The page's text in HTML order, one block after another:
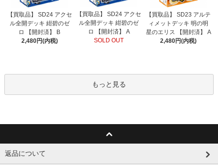
【買取品】 SD24 アクセ
ル全開デッキ 紺碧のゼ
ロ 【開封済】 B
2,480円(内税)
【買取品】 SD24 アクセ
ル全開デッキ 紺碧のゼ
ロ 【開封済】 A
SOLD OUT
【買取品】 SD23 アルテ
ィメットデッキ 明の明
星のエリス 【開封済】 A
2,480円(内税)
もっと見る
返品について